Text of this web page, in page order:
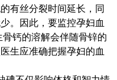
有丝分裂时间延长，同
。因此，要监控孕妇血
钙的溶解会伴随骨锌的
生应准确把握孕妇的血